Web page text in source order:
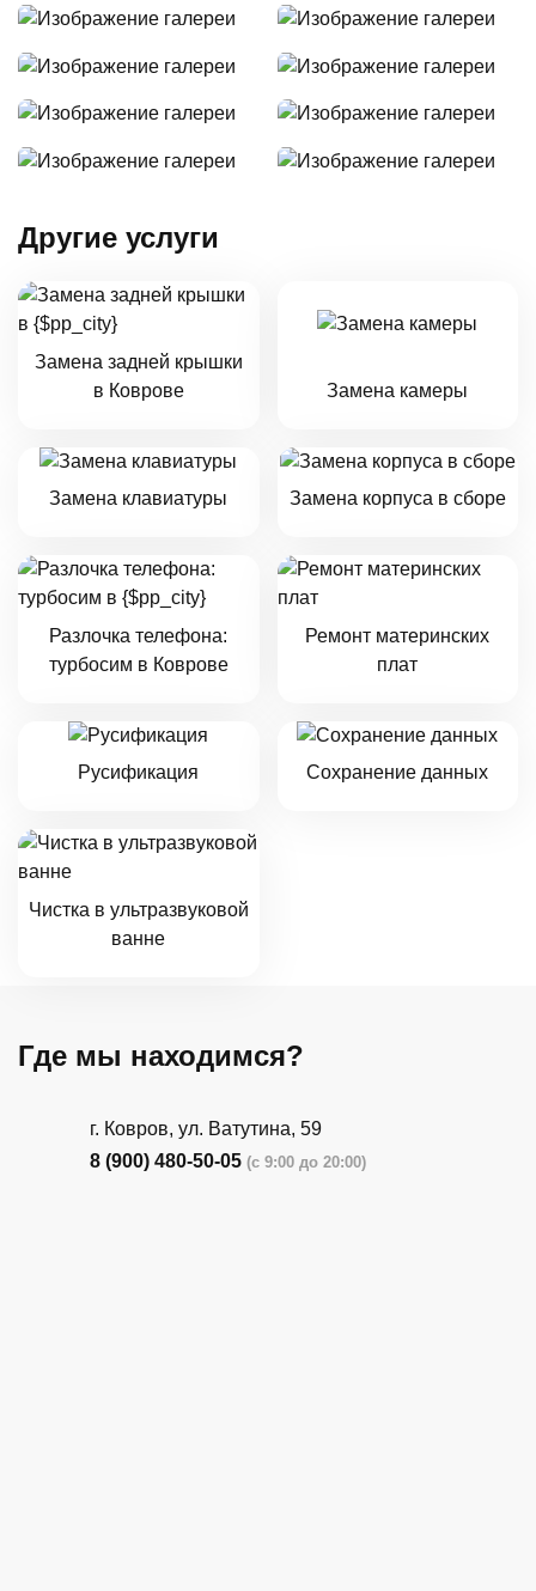
Другие услуги
Замена задней крышки
в Коврове
Замена камеры
Замена клавиатуры Замена корпуса в сборе
Разлочка телефона:
турбосим в Коврове
Ремонт материнских
плат
Русификация Сохранение данных
Чистка в ультразвуковой
ванне
Где мы находимся?
г. Ковров, ул. Ватутина, 59
8 (900) 480-50-05 (с 9:00 до 20:00)